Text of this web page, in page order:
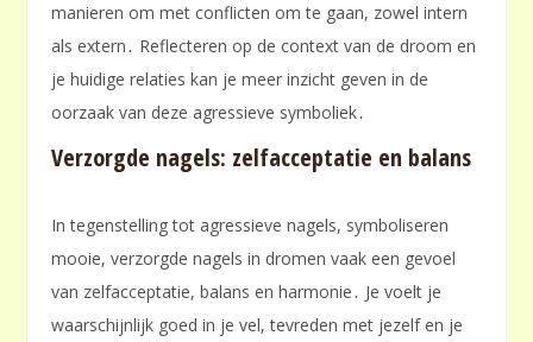
manieren om met conflicten om te gaan, zowel intern
als extern․ Reflecteren op de context van de droom en
je huidige relaties kan je meer inzicht geven in de
oorzaak van deze agressieve symboliek․
Verzorgde nagels: zelfacceptatie en balans
In tegenstelling tot agressieve nagels, symboliseren
mooie, verzorgde nagels in dromen vaak een gevoel
van zelfacceptatie, balans en harmonie․ Je voelt je
waarschijnlijk goed in je vel, tevreden met jezelf en je